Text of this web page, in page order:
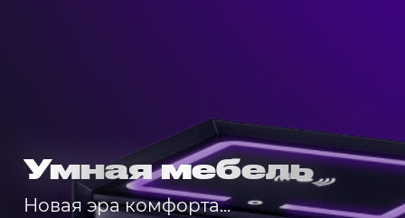
Умная мебель
Новая эра комфорта...